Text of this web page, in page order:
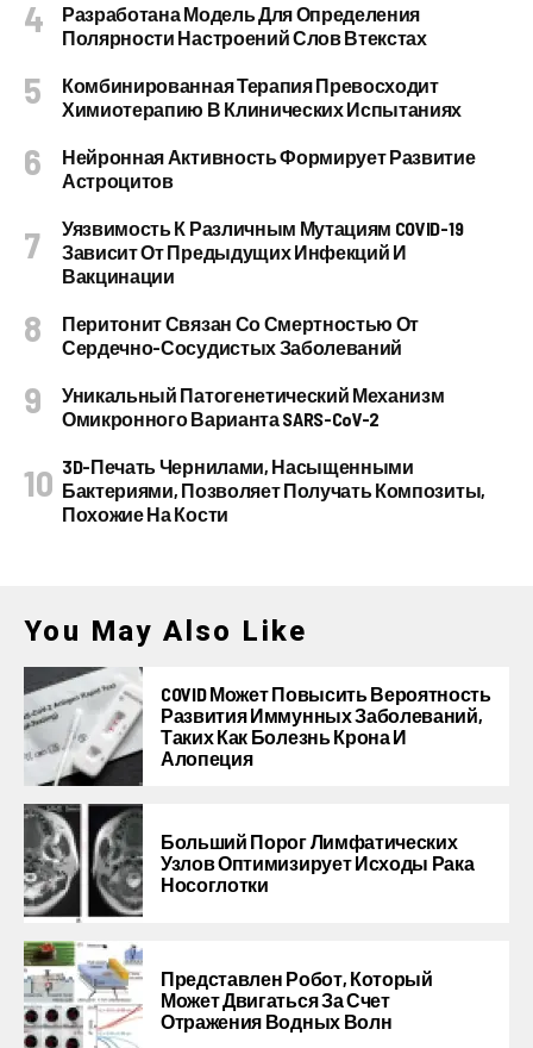
Разработана Модель Для Определения
Полярности Настроений Слов Втекстах
Комбинированная Терапия Превосходит
Химиотерапию В Клинических Испытаниях
Нейронная Активность Формирует Развитие
Астроцитов
Уязвимость К Различным Мутациям COVID-19
Зависит От Предыдущих Инфекций И
Вакцинации
Перитонит Связан Со Смертностью От
Сердечно-Сосудистых Заболеваний
Уникальный Патогенетический Механизм
Омикронного Варианта SARS-CoV-2
3D-Печать Чернилами, Насыщенными
Бактериями, Позволяет Получать Композиты,
Похожие На Кости
You May Also Like
COVID Может Повысить Вероятность
Развития Иммунных Заболеваний,
Таких Как Болезнь Крона И
Алопеция
Больший Порог Лимфатических
Узлов Оптимизирует Исходы Рака
Носоглотки
Представлен Робот, Который
Может Двигаться За Счет
Отражения Водных Волн